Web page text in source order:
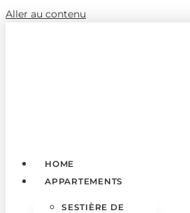
Aller au contenu
HOME
APPARTEMENTS
SESTIÈRE DE